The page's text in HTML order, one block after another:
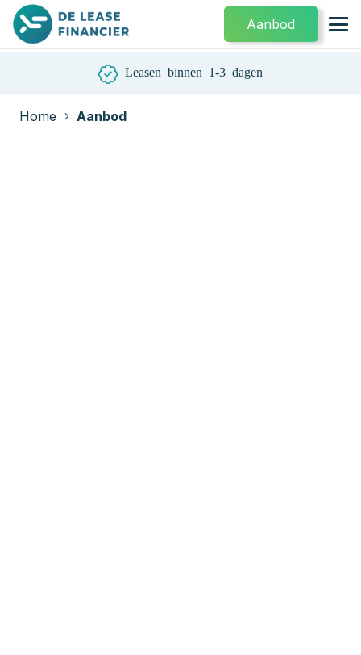
Aanbod
Leasen binnen 1-3 dagen
Home Aanbod